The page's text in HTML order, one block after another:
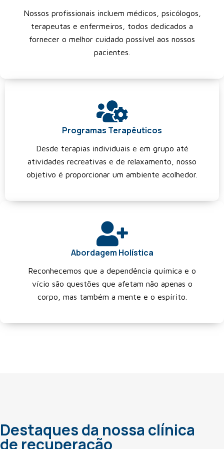
Nossos profissionais incluem médicos, psicólogos,
terapeutas e enfermeiros, todos dedicados a
fornecer o melhor cuidado possível aos nossos
pacientes.
Programas Terapêuticos
Desde terapias individuais e em grupo até
atividades recreativas e de relaxamento, nosso
objetivo é proporcionar um ambiente acolhedor.
Abordagem Holística
Reconhecemos que a dependência química e o
vício são questões que afetam não apenas o
corpo, mas também a mente e o espírito.
Destaques da nossa clínica
de recuperação